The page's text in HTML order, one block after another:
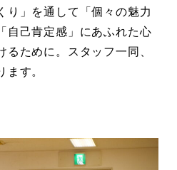
り」を通して「個々の魅力
自己肯定感」にあふれた心
ために。スタッフ一同、
す。